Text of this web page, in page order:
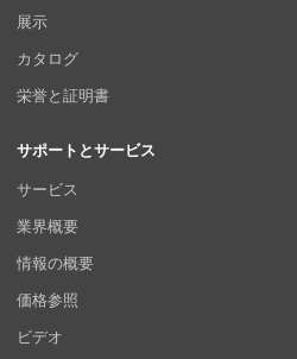
展示
カタログ
栄誉と証明書
サポートとサービス
サービス
業界概要
情報の概要
価格参照
ビデオ